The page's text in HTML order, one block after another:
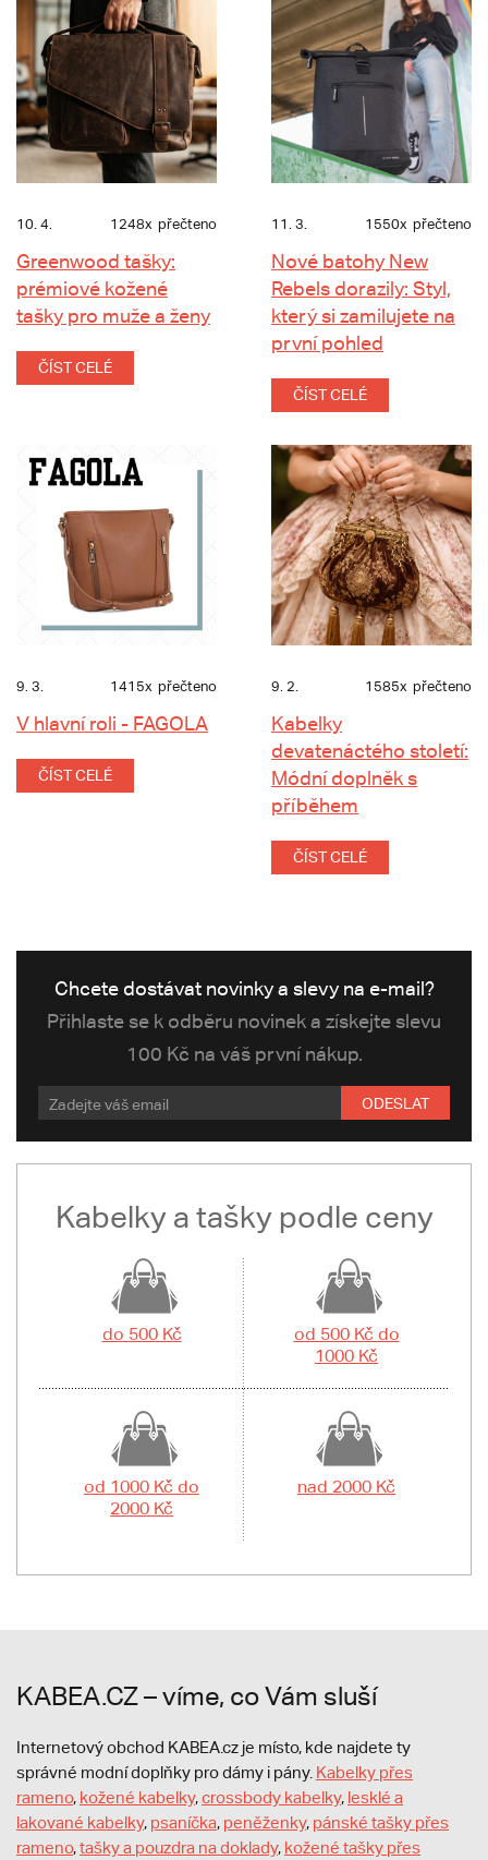
10. 4. 1248x přečteno
Greenwood tašky:
prémiové kožené
tašky pro muže a ženy
ČÍST CELÉ
11. 3. 1550x přečteno
Nové batohy New
Rebels dorazily: Styl,
který si zamilujete na
první pohled
ČÍST CELÉ
9. 3. 1415x přečteno
V hlavní roli - FAGOLA
ČÍST CELÉ
9. 2. 1585x přečteno
Kabelky
devatenáctého století:
Módní doplněk s
příběhem
ČÍST CELÉ
Chcete dostávat novinky a slevy na e-mail?
Přihlaste se k odběru novinek a získejte slevu
100 Kč na váš první nákup.
ODESLAT
Kabelky a tašky podle ceny
do 500 Kč
od 500 Kč do
1000 Kč
od 1000 Kč do
2000 Kč
nad 2000 Kč
KABEA.CZ – víme, co Vám sluší
Internetový obchod KABEA.cz je místo, kde najdete ty
správné modní doplňky pro dámy i pány. Kabelky přes
rameno, kožené kabelky,crossbody kabelky, lesklé a
lakované kabelky, psaníčka, peněženky, pánské tašky přes
rameno,tašky a pouzdra na doklady, kožené tašky přes